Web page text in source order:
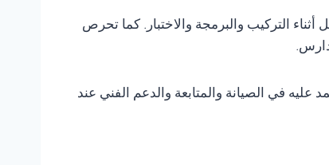
التركيب والبرمجة والاختبار. كما تحرص
عليه في الصيانة والمتابعة والدعم الفني عند